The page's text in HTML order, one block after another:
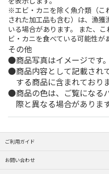
※エビ・カニを除く魚介類（こ
された加工品も含む）は、漁
いる場合があります。 また、
ビ・カニを食べている可能性が
その他
商品写真はイメージです。
商品内容として記載され
する商品に含まれており
商品の色は、ご覧になる
際と異なる場合があります
ご利用ガイド
お問い合わせ